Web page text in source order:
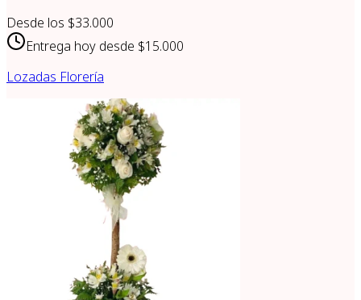
Desde los $33.000
Entrega hoy desde $15.000
Lozadas Florería